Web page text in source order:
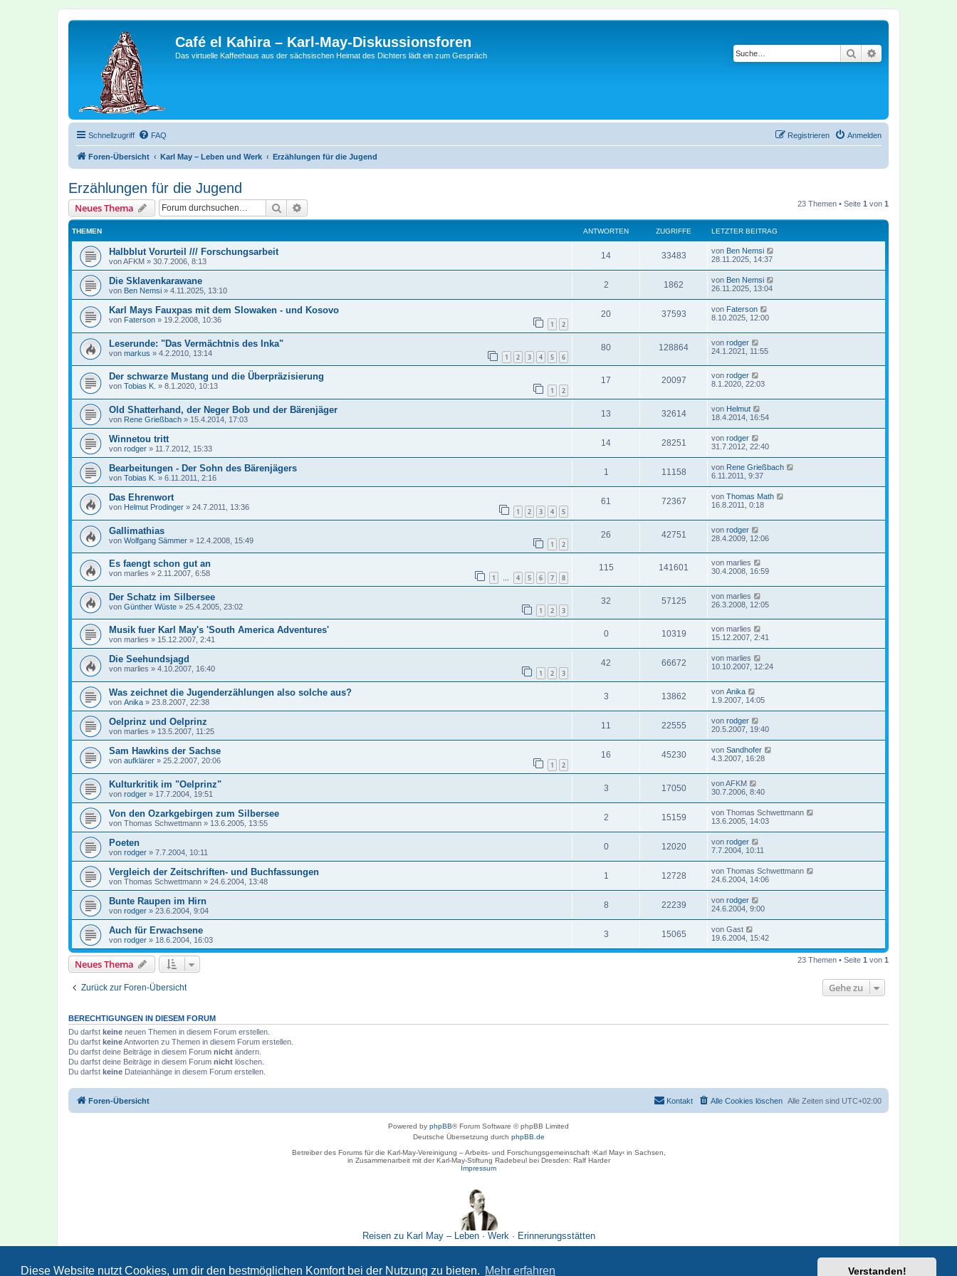
Diese Website nutzt Cookies, um dir den bestmöglichen Komfort bei der Nutzung zu bieten. Mehr erfahren Verstanden!
Café el Kahira – Karl-May-Diskussionsforen
Das virtuelle Kaffeehaus aus der sächsischen Heimat des Dichters lädt ein zum Gespräch Suche
Schnellzugriff FAQ Anmelden
Registrieren
Foren-Übersicht Karl May – Leben und Werk Erzählungen für die Jugend
Erzählungen für die Jugend
Neues Thema Suche 23 Themen • Seite 1 von 1
THEMEN ANTWORTEN ZUGRIFFE LETZTER BEITRAG
Halbblut Vorurteil /// Forschungsarbeit
vonAFKM » 30.7.2006, 8:13
14 33483 von Ben Nemsi
28.11.2025, 14:37
Die Sklavenkarawane
von Ben Nemsi » 4.11.2025, 13:10
2 1862 von Ben Nemsi
26.11.2025, 13:04
Karl Mays Fauxpas mit dem Slowaken - und Kosovo
von Faterson » 19.2.2008, 10:36 1 2
20 37593 von Faterson
8.10.2025, 12:00
Leserunde: "Das Vermächtnis des Inka"
von markus » 4.2.2010, 13:14 1 2 3 4 5 6
80 128864 von rodger
24.1.2021, 11:55
Der schwarze Mustang und die Überpräzisierung
von Tobias K. » 8.1.2020, 10:13 1 2
17 20097 von rodger
8.1.2020, 22:03
Old Shatterhand, der Neger Bob und der Bärenjäger
von Rene Grießbach » 15.4.2014, 17:03
13 32614 von Helmut
18.4.2014, 16:54
Winnetou tritt
von rodger » 11.7.2012, 15:33
14 28251 von rodger
31.7.2012, 22:40
Bearbeitungen - Der Sohn des Bärenjägers
von Tobias K. » 6.11.2011, 2:16
1 11158 von Rene Grießbach
6.11.2011, 9:37
Das Ehrenwort
von Helmut Prodinger » 24.7.2011, 13:36 1 2 3 4 5
61 72367 von Thomas Math
16.8.2011, 0:18
Gallimathias
von Wolfgang Sämmer » 12.4.2008, 15:49 1 2
26 42751 von rodger
28.4.2009, 12:06
Es faengt schon gut an
von marlies » 2.11.2007, 6:58 1 … 4 5 6 7 8
115 141601 von marlies
30.4.2008, 16:59
Der Schatz im Silbersee
von Günther Wüste » 25.4.2005, 23:02 1 2 3
32 57125 von marlies
26.3.2008, 12:05
Musik fuer Karl May's 'South America Adventures'
von marlies » 15.12.2007, 2:41
0 10319 von marlies
15.12.2007, 2:41
Die Seehundsjagd
von marlies » 4.10.2007, 16:40 1 2 3
42 66672 von marlies
10.10.2007, 12:24
Was zeichnet die Jugenderzählungen also solche aus?
von Anika » 23.8.2007, 22:38
3 13862 von Anika
1.9.2007, 14:05
Oelprinz und Oelprinz
von marlies » 13.5.2007, 11:25
11 22555 von rodger
20.5.2007, 19:40
Sam Hawkins der Sachse
von aufklärer » 25.2.2007, 20:06 1 2
16 45230 von Sandhofer
4.3.2007, 16:28
Kulturkritik im "Oelprinz"
von rodger » 17.7.2004, 19:51
3 17050 vonAFKM
30.7.2006, 8:40
Von den Ozarkgebirgen zum Silbersee
von Thomas Schwettmann » 13.6.2005, 13:55
2 15159 von Thomas Schwettmann
13.6.2005, 14:03
Poeten
von rodger » 7.7.2004, 10:11
0 12020 von rodger
7.7.2004, 10:11
Vergleich der Zeitschriften- und Buchfassungen
von Thomas Schwettmann » 24.6.2004, 13:48
1 12728 von Thomas Schwettmann
24.6.2004, 14:06
Bunte Raupen im Hirn
von rodger » 23.6.2004, 9:04
8 22239 von rodger
24.6.2004, 9:00
Auch für Erwachsene
von rodger » 18.6.2004, 16:03
3 15065 von Gast
19.6.2004, 15:42
Neues Thema 23 Themen • Seite 1 von 1
Zurück zur Foren-Übersicht Gehe zu
BERECHTIGUNGEN IN DIESEM FORUM
Du darfst keine neuen Themen in diesem Forum erstellen.
Du darfst keineAntworten zu Themen in diesem Forum erstellen.
Du darfst deine Beiträge in diesem Forum nicht ändern.
Du darfst deine Beiträge in diesem Forum nicht löschen.
Du darfst keine Dateianhänge in diesem Forum erstellen.
Foren-Übersicht Alle Zeiten sind UTC+02:00
Alle Cookies löschen
Kontakt
Powered by phpBB® Forum Software © phpBB Limited
Deutsche Übersetzung durch phpBB.de
Betreiber des Forums für die Karl-May-Vereinigung – Arbeits- und Forschungsgemeinschaft ›Karl May‹ in Sachsen,
in Zusammenarbeit mit der Karl-May-Stiftung Radebeul bei Dresden: Ralf Harder
Impressum
Reisen zu Karl May – Leben · Werk · Erinnerungsstätten